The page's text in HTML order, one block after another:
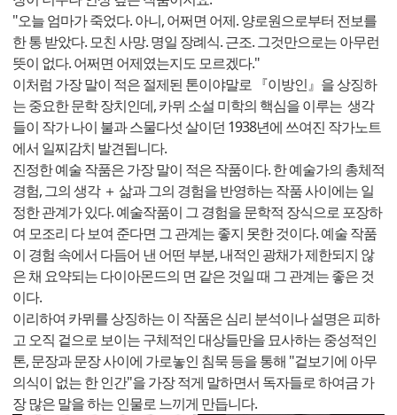
"오늘 엄마가 죽었다. 아니, 어쩌면 어제. 양로원으로부터 전보를
한 통 받았다. 모친 사망. 명일 장례식. 근조. 그것만으로는 아무런
뜻이 없다. 어쩌면 어제였는지도 모르겠다."
이처럼 가장 말이 적은 절제된 톤이야말로 『이방인』을 상징하
는 중요한 문학 장치인데, 카뮈 소설 미학의 핵심을 이루는 생각
들이 작가 나이 불과 스물다섯 살이던 1938년에 쓰여진 작가노트
에서 일찌감치 발견됩니다.
진정한 예술 작품은 가장 말이 적은 작품이다. 한 예술가의 총체적
경험, 그의 생각 ＋ 삶과 그의 경험을 반영하는 작품 사이에는 일
정한 관계가 있다. 예술작품이 그 경험을 문학적 장식으로 포장하
여 모조리 다 보여 준다면 그 관계는 좋지 못한 것이다. 예술 작품
이 경험 속에서 다듬어 낸 어떤 부분, 내적인 광채가 제한되지 않
은 채 요약되는 다이아몬드의 면 같은 것일 때 그 관계는 좋은 것
이다.
이리하여 카뮈를 상징하는 이 작품은 심리 분석이나 설명은 피하
고 오직 겉으로 보이는 구체적인 대상들만을 묘사하는 중성적인
톤, 문장과 문장 사이에 가로놓인 침묵 등을 통해 "겉보기에 아무
의식이 없는 한 인간"을 가장 적게 말하면서 독자들로 하여금 가
장 많은 말을 하는 인물로 느끼게 만듭니다.